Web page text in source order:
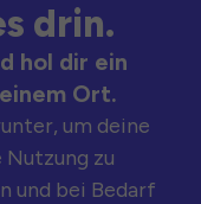
drin.
hol dir ein
Ort.
um deine
Nutzung zu
und bei Bedarf